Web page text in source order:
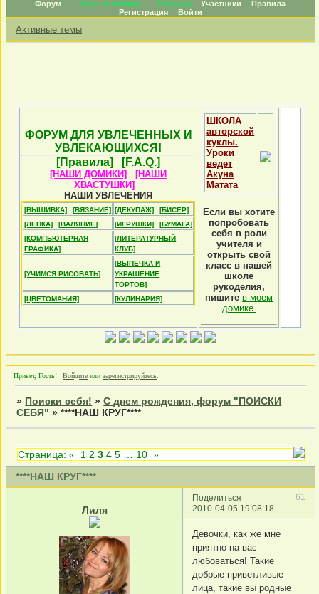
Форум Личные топики Награды Участники
Правила
Регистрация
Войти
Активные темы
ФОРУМ ДЛЯ УВЛЕЧЕННЫХ И
УВЛЕКАЮЩИХСЯ!
[Правила]
[F.A.Q.]
[НАШИ ДОМИКИ]
[НАШИ
ХВАСТУШКИ]
НАШИ УВЛЕЧЕНИЯ
[ВЫШИВКА] [ВЯЗАНИЕ] [ДЕКУПАЖ]
[БИСЕР]
[ЛЕПКА]
[ВАЛЯНИЕ] [ИГРУШКИ]
[БУМАГА]
[КОМПЬЮТЕРНАЯ
ГРАФИКА]
[ЛИТЕРАТУРНЫЙ
КЛУБ]
[УЧИМСЯ РИСОВАТЬ]
[ВЫПЕЧКА И
УКРАШЕНИЕ
ТОРТОВ]
[ЦВЕТОМАНИЯ]
[КУЛИНАРИЯ]
ШКОЛА
авторской
куклы.
Уроки
ведет
Акуна
Матата
Если вы хотите
попробовать
себя в роли
учителя и
открыть свой
класс в нашей
школе
рукоделия,
пишите в моем
домике
Привет, Гость! Войдите или зарегистрируйтесь
» Поиски себя! »С днем рождения, форум "ПОИСКИ
СЕБЯ" »****НАШ КРУГ****
****НАШ КРУГ****
Страница:« 1 2 3 4 5 10 »
Поделиться
61
2010-04-05 19:08:18
Лиля
Девочки, как же мне
приятно на вас
любоваться! Такие
добрые приветливые
лица, такие вы родные